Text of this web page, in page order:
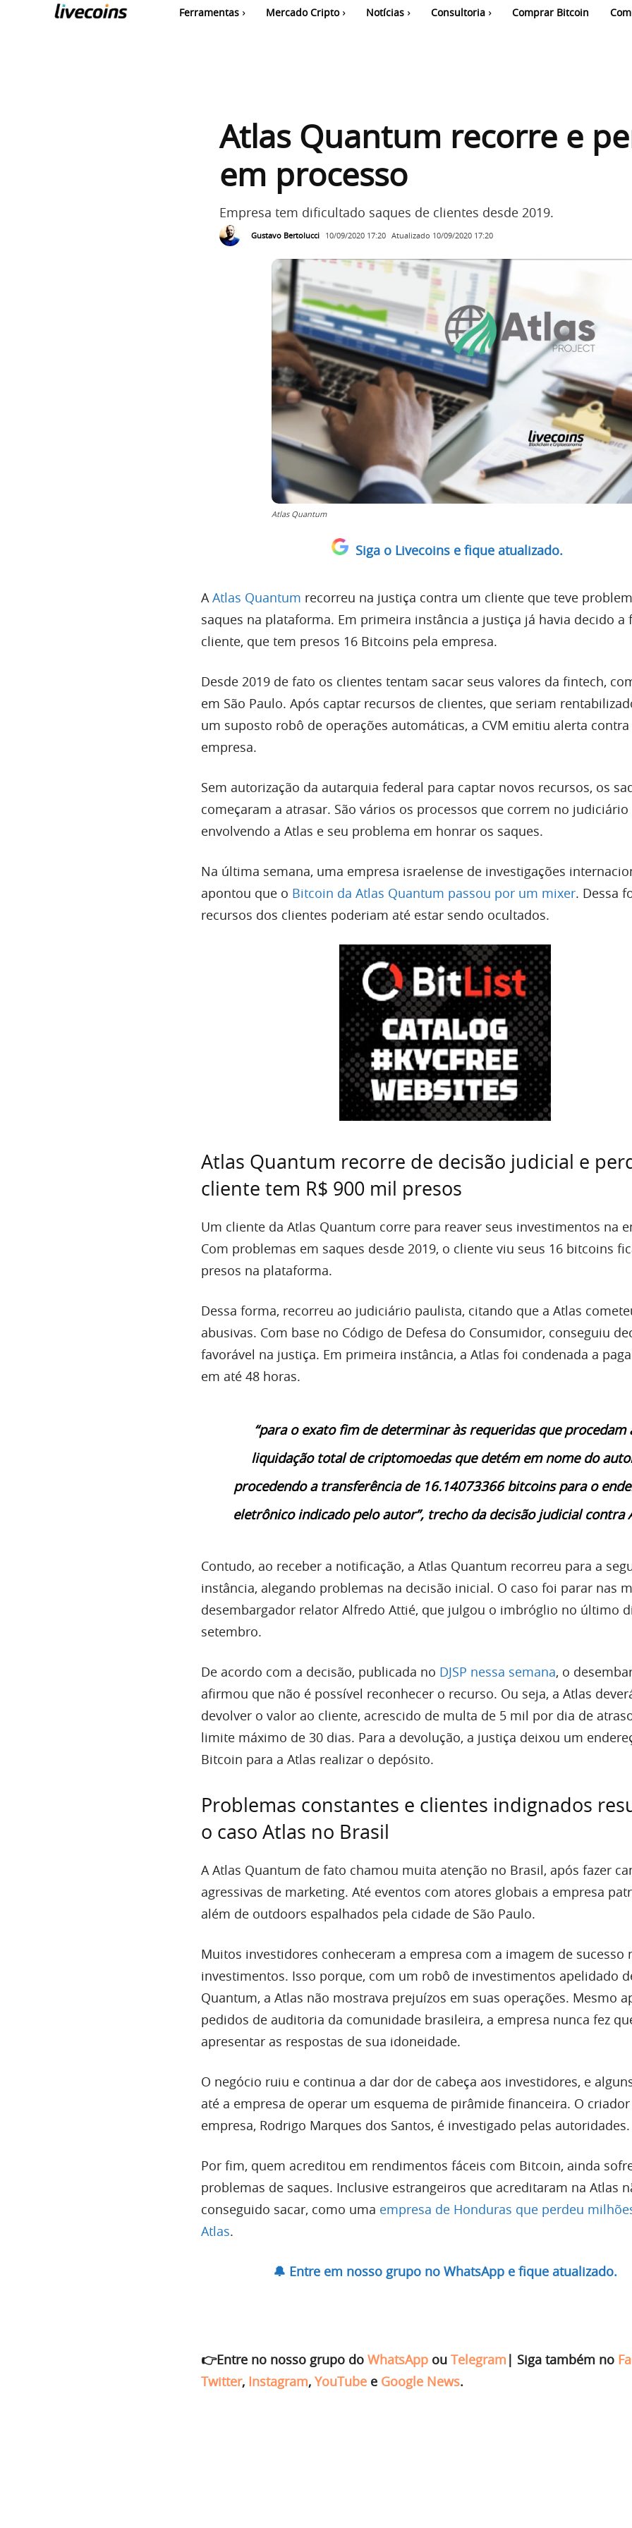
Ferramentas Mercado Cripto Notícias Consultoria Comprar Bitcoin
Atlas Quantum recorre e
em processo
Empresa tem dificultado saques de clientes desde 2019.
Gustavo Bertolucci 10/09/2020 17:20 Atualizado 10/09/2020 17:20
Atlas Quantum
Siga o Livecoins e fique atualizado.
A Atlas Quantum recorreu na justiça contra um cliente que teve
saques na plataforma. Em primeira instância a justiça já havia decido a
cliente, que tem presos 16 Bitcoins pela empresa.
Desde 2019 de fato os clientes tentam sacar seus valores da fintech,
em São Paulo. Após captar recursos de clientes, que seriam
um suposto robô de operações automáticas, a CVM emitiu alerta contra
empresa.
Sem autorização da autarquia federal para captar novos recursos, os
começaram a atrasar. São vários os processos que correm no
envolvendo a Atlas e seu problema em honrar os saques.
Na última semana, uma empresa israelense de investigações
apontou que o Bitcoin da Atlas Quantum passou por um mixer. Dessa
recursos dos clientes poderiam até estar sendo ocultados.
Atlas Quantum recorre de decisão judicial e
cliente tem R$ 900 mil presos
Um cliente da Atlas Quantum corre para reaver seus investimentos na
Com problemas em saques desde 2019, o cliente viu seus 16 bitcoins
presos na plataforma.
Dessa forma, recorreu ao judiciário paulista, citando que a Atlas
abusivas. Com base no Código de Defesa do Consumidor, conseguiu
favorável na justiça. Em primeira instância, a Atlas foi condenada a
em até 48 horas.
“para o exato fim de determinar às requeridas que procedam
liquidação total de criptomoedas que detém em nome do
procedendo a transferência de 16.14073366 bitcoins para o
eletrônico indicado pelo autor”, trecho da decisão judicial contra
Contudo, ao receber a notificação, a Atlas Quantum recorreu para a
instância, alegando problemas na decisão inicial. O caso foi parar nas
desembargador relator Alfredo Attié, que julgou o imbróglio no último
setembro.
De acordo com a decisão, publicada no DJSP nessa semana, o
afirmou que não é possível reconhecer o recurso. Ou seja, a Atlas
devolver o valor ao cliente, acrescido de multa de 5 mil por dia de
limite máximo de 30 dias. Para a devolução, a justiça deixou um
Bitcoin para a Atlas realizar o depósito.
Problemas constantes e clientes indignados
o caso Atlas no Brasil
A Atlas Quantum de fato chamou muita atenção no Brasil, após fazer
agressivas de marketing. Até eventos com atores globais a empresa
além de outdoors espalhados pela cidade de São Paulo.
Muitos investidores conheceram a empresa com a imagem de sucesso
investimentos. Isso porque, com um robô de investimentos apelidado
Quantum, a Atlas não mostrava prejuízos em suas operações. Mesmo
pedidos de auditoria da comunidade brasileira, a empresa nunca fez
apresentar as respostas de sua idoneidade.
O negócio ruiu e continua a dar dor de cabeça aos investidores, e
até a empresa de operar um esquema de pirâmide financeira. O criador
empresa, Rodrigo Marques dos Santos, é investigado pelas autoridades.
Por fim, quem acreditou em rendimentos fáceis com Bitcoin, ainda
problemas de saques. Inclusive estrangeiros que acreditaram na Atlas
conseguido sacar, como uma empresa de Honduras que perdeu
Atlas.
🔔 Entre em nosso grupo no WhatsApp e fique atualizado.
👉Entre no nosso grupo do WhatsApp ou Telegram | Siga também no
Twitter, Instagram, YouTube e Google News.